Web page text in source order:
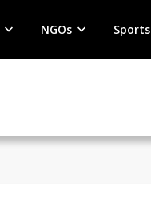
NGOs Sports